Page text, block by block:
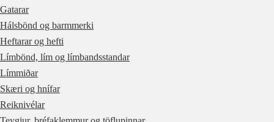
Gatarar
Hálsbönd og barmmerki
Heftarar og hefti
Límbönd, lím og límbandsstandar
Límmiðar
Skæri og hnífar
Reiknivélar